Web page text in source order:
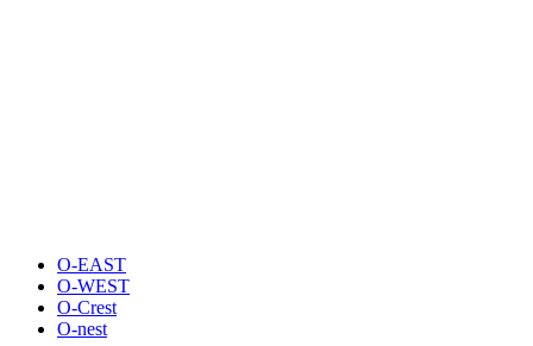
O-EAST
O-WEST
O-Crest
O-nest